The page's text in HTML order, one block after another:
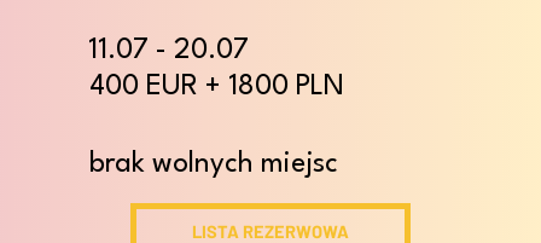
11.07 - 20.07
400 EUR + 1800 PLN
brak wolnych miejsc
LISTA REZERWOWA